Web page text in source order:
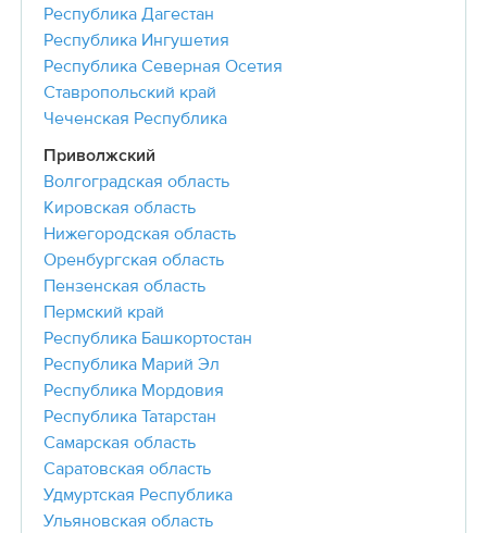
Республика Дагестан
Республика Ингушетия
Республика Северная Осетия
Ставропольский край
Чеченская Республика
Приволжский
Волгоградская область
Кировская область
Нижегородская область
Оренбургская область
Пензенская область
Пермский край
Республика Башкортостан
Республика Марий Эл
Республика Мордовия
Республика Татарстан
Самарская область
Саратовская область
Удмуртская Республика
Ульяновская область